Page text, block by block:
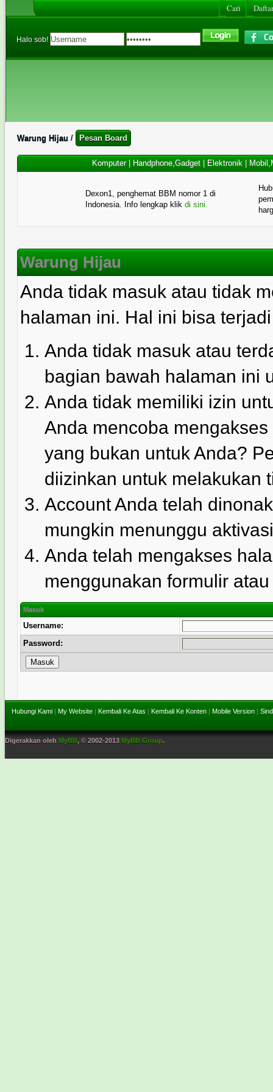
Cari
Halo sob!
Warung Hijau / Pesan Board
Komputer| Handphone,Gadget| Elektronik|
Dexon1, penghemat BBM nomor 1 di
Indonesia. Info lengkap klik di sini.
Warung Hijau
Anda tidak masuk atau tidak
halaman ini. Hal ini bisa
Anda tidak masuk atau
bagian bawah halaman ini
Anda tidak memiliki izin
Anda mencoba
yang bukan untuk Anda?
diizinkan untuk melakukan
Account Anda telah
mungkin menunggu
Anda telah mengakses
menggunakan formulir
Masuk
Username:
Password:
Hubungi Kami | My Website | Kembali Ke Atas | Kembali Ke Konten | Mobile Version |
Digerakkan oleh MyBB, © 2002-2013 MyBB Group.